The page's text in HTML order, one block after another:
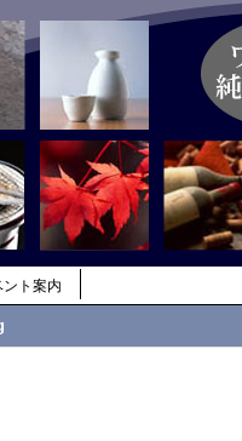
ント案内